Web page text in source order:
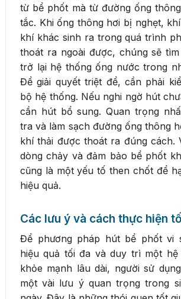
từ bể phốt mà từ đường ống
tắc. Khi ống thông hơi bị nghẹt,
khí khác sinh ra trong quá trình
thoát ra ngoài được, chúng sẽ
trở lại hệ thống ống nước trong
Để giải quyết triệt để, cần phải
bộ hệ thống. Nếu nghi ngờ hút
cần hút bổ sung. Quan trọng
tra và làm sạch đường ống thông
khí thải được thoát ra đúng cách.
dòng chảy và đảm bảo bể phốt
cũng là một yếu tố then chốt để
hiệu quả.
Các lưu ý và cách thực hiện
Để phương pháp hút bể phốt vi
hiệu quả tối đa và duy trì một
khỏe mạnh lâu dài, người sử
một vài lưu ý quan trọng trong